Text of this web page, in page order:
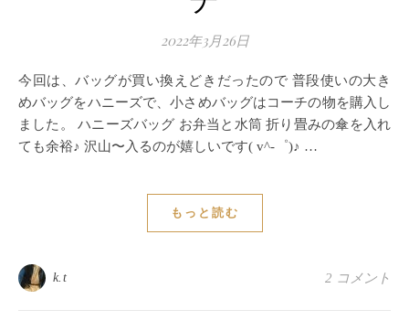
2022年3月26日
今回は、バッグが買い換えどきだったので 普段使いの大き
めバッグをハニーズで、小さめバッグはコーチの物を購入し
ました。 ハニーズバッグ お弁当と水筒 折り畳みの傘を入れ
ても余裕♪ 沢山〜入るのが嬉しいです( v^-゜)♪ …
もっと読む
k.t 2 コメント